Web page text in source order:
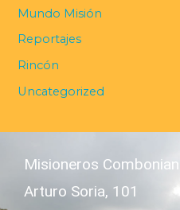
Mundo Misión
Reportajes
Rincón
Uncategorized
Misioneros
Arturo Soria, 101